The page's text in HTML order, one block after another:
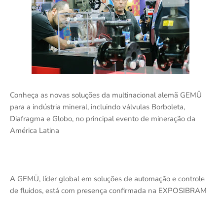
Conheça as novas soluções da multinacional alemã GEMÜ
para a indústria mineral, incluindo válvulas Borboleta,
Diafragma e Globo, no principal evento de mineração da
América Latina
A GEMÜ, líder global em soluções de automação e controle
de fluidos, está com presença confirmada na EXPOSIBRAM